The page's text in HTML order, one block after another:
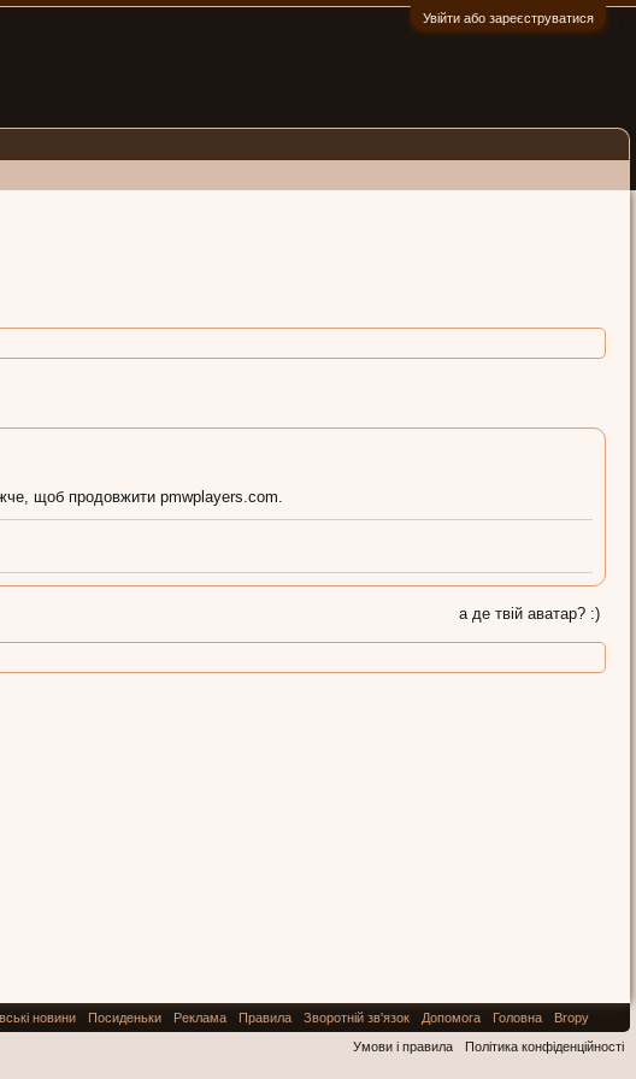
Увійти або зареєструватися
щоб продовжити pmwplayers.com.
а де твій аватар? :)
новини Посиденьки Реклама Правила Зворотній зв'язок Допомога Головна
Вгору
Умови і правила
Політика конфіденційності